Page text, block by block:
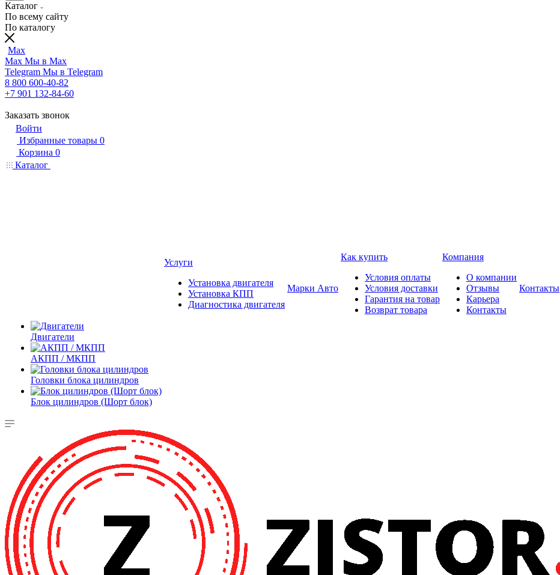
Каталог
По всему сайту
По каталогу
Max
Max Мы в Max
Telegram Мы в Telegram
8 800 600-40-82
+7 901 132-84-60
Заказать звонок
Войти
Избранные товары 0
Корзина 0
Каталог
Двигатели
АКПП / МКПП
Головки блока цилиндров
Блок цилиндров (Шорт блок)
Услуги
Установка двигателя
Установка КПП
Диагностика двигателя
Марки Авто
Как купить
Условия оплаты
Условия доставки
Гарантия на товар
Возврат товара
Компания
О компании
Отзывы
Карьера
Контакты
Контакты